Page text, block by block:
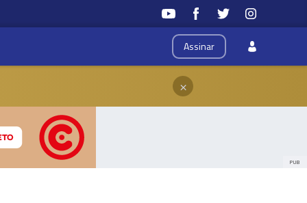
Assinar
×
PUB